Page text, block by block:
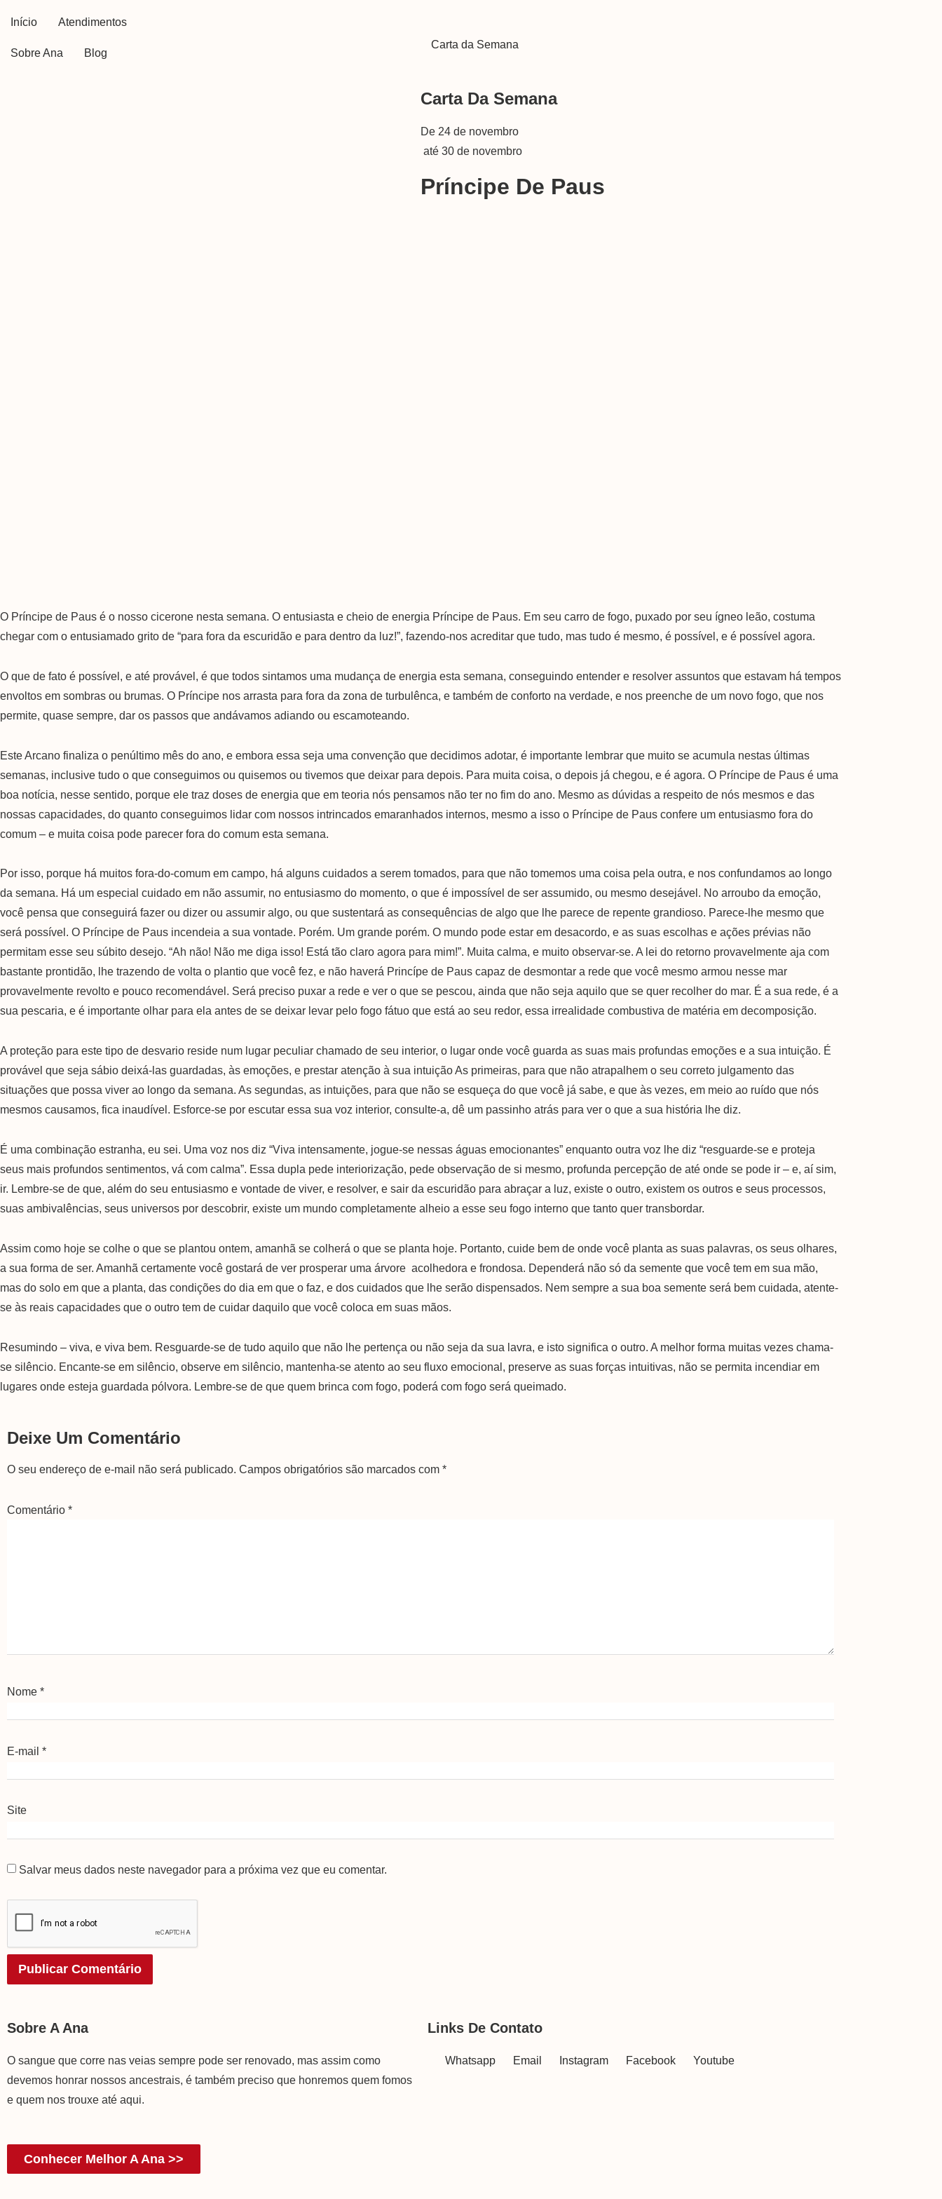
Início Atendimentos
Sobre Ana Blog
Carta da Semana
Carta Da Semana
De 24 de novembro
até 30 de novembro
Príncipe De Paus
O Príncipe de Paus é o nosso cicerone nesta semana. O entusiasta e cheio de energia Príncipe de Paus. Em seu carro de fogo, puxado por seu ígneo leão, costuma
chegar com o entusiamado grito de “para fora da escuridão e para dentro da luz!”, fazendo-nos acreditar que tudo, mas tudo é mesmo, é possível, e é possível agora.
O que de fato é possível, e até provável, é que todos sintamos uma mudança de energia esta semana, conseguindo entender e resolver assuntos que estavam há tempos
envoltos em sombras ou brumas. O Príncipe nos arrasta para fora da zona de turbulênca, e também de conforto na verdade, e nos preenche de um novo fogo, que nos
permite, quase sempre, dar os passos que andávamos adiando ou escamoteando.
Este Arcano finaliza o penúltimo mês do ano, e embora essa seja uma convenção que decidimos adotar, é importante lembrar que muito se acumula nestas últimas
semanas, inclusive tudo o que conseguimos ou quisemos ou tivemos que deixar para depois. Para muita coisa, o depois já chegou, e é agora. O Príncipe de Paus é uma
boa notícia, nesse sentido, porque ele traz doses de energia que em teoria nós pensamos não ter no fim do ano. Mesmo as dúvidas a respeito de nós mesmos e das
nossas capacidades, do quanto conseguimos lidar com nossos intrincados emaranhados internos, mesmo a isso o Príncipe de Paus confere um entusiasmo fora do
comum – e muita coisa pode parecer fora do comum esta semana.
Por isso, porque há muitos fora-do-comum em campo, há alguns cuidados a serem tomados, para que não tomemos uma coisa pela outra, e nos confundamos ao longo
da semana. Há um especial cuidado em não assumir, no entusiasmo do momento, o que é impossível de ser assumido, ou mesmo desejável. No arroubo da emoção,
você pensa que conseguirá fazer ou dizer ou assumir algo, ou que sustentará as consequências de algo que lhe parece de repente grandioso. Parece-lhe mesmo que
será possível. O Príncipe de Paus incendeia a sua vontade. Porém. Um grande porém. O mundo pode estar em desacordo, e as suas escolhas e ações prévias não
permitam esse seu súbito desejo. “Ah não! Não me diga isso! Está tão claro agora para mim!”. Muita calma, e muito observar-se. A lei do retorno provavelmente aja com
bastante prontidão, lhe trazendo de volta o plantio que você fez, e não haverá Princípe de Paus capaz de desmontar a rede que você mesmo armou nesse mar
provavelmente revolto e pouco recomendável. Será preciso puxar a rede e ver o que se pescou, ainda que não seja aquilo que se quer recolher do mar. É a sua rede, é a
sua pescaria, e é importante olhar para ela antes de se deixar levar pelo fogo fátuo que está ao seu redor, essa irrealidade combustiva de matéria em decomposição.
A proteção para este tipo de desvario reside num lugar peculiar chamado de seu interior, o lugar onde você guarda as suas mais profundas emoções e a sua intuição. É
provável que seja sábio deixá-las guardadas, às emoções, e prestar atenção à sua intuição As primeiras, para que não atrapalhem o seu correto julgamento das
situações que possa viver ao longo da semana. As segundas, as intuições, para que não se esqueça do que você já sabe, e que às vezes, em meio ao ruído que nós
mesmos causamos, fica inaudível. Esforce-se por escutar essa sua voz interior, consulte-a, dê um passinho atrás para ver o que a sua história lhe diz.
É uma combinação estranha, eu sei. Uma voz nos diz “Viva intensamente, jogue-se nessas águas emocionantes” enquanto outra voz lhe diz “resguarde-se e proteja
seus mais profundos sentimentos, vá com calma”. Essa dupla pede interiorização, pede observação de si mesmo, profunda percepção de até onde se pode ir – e, aí sim,
ir. Lembre-se de que, além do seu entusiasmo e vontade de viver, e resolver, e sair da escuridão para abraçar a luz, existe o outro, existem os outros e seus processos,
suas ambivalências, seus universos por descobrir, existe um mundo completamente alheio a esse seu fogo interno que tanto quer transbordar.
Assim como hoje se colhe o que se plantou ontem, amanhã se colherá o que se planta hoje. Portanto, cuide bem de onde você planta as suas palavras, os seus olhares,
a sua forma de ser. Amanhã certamente você gostará de ver prosperar uma árvore acolhedora e frondosa. Dependerá não só da semente que você tem em sua mão,
mas do solo em que a planta, das condições do dia em que o faz, e dos cuidados que lhe serão dispensados. Nem sempre a sua boa semente será bem cuidada, atente-
se às reais capacidades que o outro tem de cuidar daquilo que você coloca em suas mãos.
Resumindo – viva, e viva bem. Resguarde-se de tudo aquilo que não lhe pertença ou não seja da sua lavra, e isto significa o outro. A melhor forma muitas vezes chama-
se silêncio. Encante-se em silêncio, observe em silêncio, mantenha-se atento ao seu fluxo emocional, preserve as suas forças intuitivas, não se permita incendiar em
lugares onde esteja guardada pólvora. Lembre-se de que quem brinca com fogo, poderá com fogo será queimado.
Deixe Um Comentário
O seu endereço de e-mail não será publicado. Campos obrigatórios são marcados com *
Comentário *
Nome *
E-mail *
Site
Salvar meus dados neste navegador para a próxima vez que eu comentar.
Sobre A Ana
O sangue que corre nas veias sempre pode ser renovado, mas assim como
devemos honrar nossos ancestrais, é também preciso que honremos quem fomos
e quem nos trouxe até aqui.
Conhecer Melhor A Ana >>
Links De Contato
Whatsapp Email Instagram Facebook Youtube